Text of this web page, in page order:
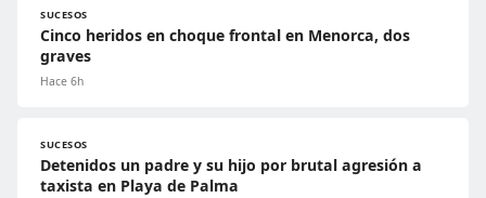
SUCESOS
Cinco heridos en choque frontal en Menorca, dos
graves
Hace 6h
SUCESOS
Detenidos un padre y su hijo por brutal agresión a
taxista en Playa de Palma